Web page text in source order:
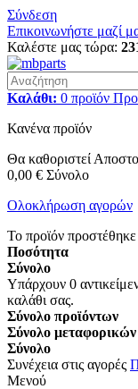
Σύνδεση
Επικοινωνήστε μαζί
Καλέστε μας τώρα:
Καλάθι: 0 προϊόν
Κανένα προϊόν
Θα καθοριστεί
0,00 € Σύνολο
Ολοκλήρωση αγορών
Το προϊόν
Ποσότητα
Σύνολο
Υπάρχουν 0
καλάθι σας.
Σύνολο προϊόντων
Σύνολο μεταφορικών
Σύνολο
Συνέχεια στις αγορές
Μενού